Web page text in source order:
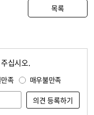
목록
십시오.
족 매우불만족